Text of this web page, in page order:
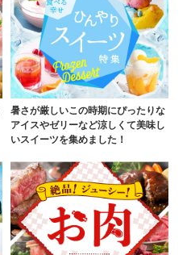
暑さが厳しいこの時期にぴったりな
アイスやゼリーなど涼しくて美味し
いスイーツを集めました！